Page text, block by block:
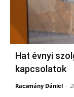
Hat évnyi
kapcsolatok
Racsmány Dániel -